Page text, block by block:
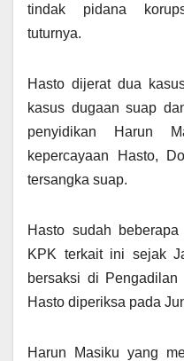
tindak pidana
tuturnya.
Hasto dijerat dua
kasus dugaan suap
penyidikan Harun
kepercayaan Hasto,
tersangka suap.
Hasto sudah
KPK terkait ini sejak
bersaksi di Pengadilan
Hasto diperiksa pada
Harun Masiku yang